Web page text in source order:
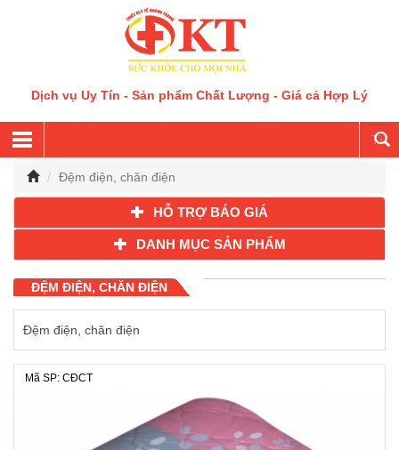
Dịch vụ Uy Tín - Sản phẩm Chất Lượng - Giá cả Hợp Lý
Đệm điện, chăn điện
HỖ TRỢ BÁO GIÁ
DANH MỤC SẢN PHẨM
ĐỆM ĐIỆN, CHĂN ĐIỆN
Đệm điện, chăn điện
Mã SP: CĐCT